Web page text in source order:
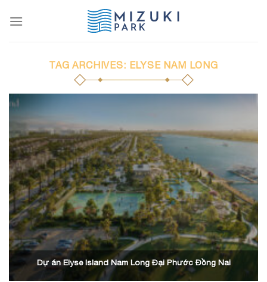
TAG ARCHIVES: ELYSE NAM LONG
Dự án Elyse Island Nam Long Đại Phước Đồng Nai